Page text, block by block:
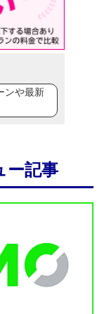
ンや最新
ー記事